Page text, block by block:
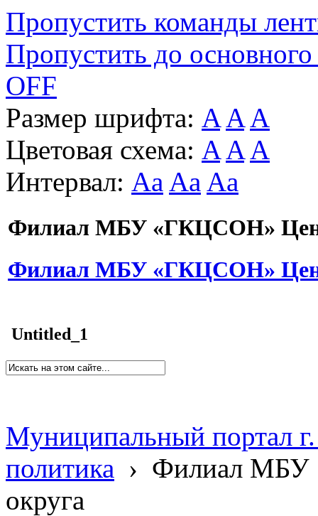
Пропустить команды
Пропустить до основного
OFF
Размер шрифта: A A A
Цветовая схема: A A A
Интервал: Aa Aa Aa
Филиал МБУ «ГКЦСОН»
Филиал МБУ «ГКЦСОН»
Untitled_1
Муниципальный портал
политика › Филиал МБУ
округа